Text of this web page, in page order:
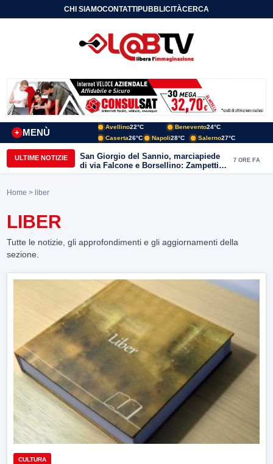
CHI SIAMOCONTATTIPUBBLICITÀCERCA
MENÙ
+
Avellino22°C Benevento24°C
Caserta26°C Napoli28°C Salerno27°C
ULTIME NOTIZIE
San Giorgio del Sannio, marciapiede
di via Falcone e Borsellino: Zampetti e
Lombardi replicano alle polemiche
7 ORE FA
Home > liber
LIBER
Tutte le notizie, gli approfondimenti e gli aggiornamenti della
sezione.
CULTURA